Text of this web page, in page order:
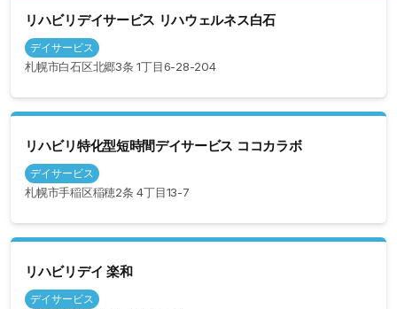
リハビリデイサービス リハウェルネス白石
デイサービス
札幌市白石区北郷3条 1丁目6-28-204
リハビリ特化型短時間デイサービス ココカラボ
デイサービス
札幌市手稲区稲穂2条 4丁目13-7
リハビリデイ 楽和
デイサービス